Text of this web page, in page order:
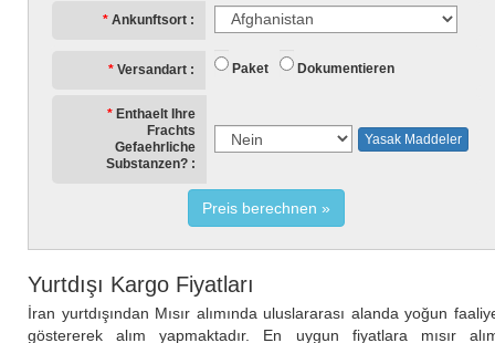
Ankunftsort
Versandart Paket Dokumentieren
Enthaelt Ihre
Frachts
Gefaehrliche
Substanzen?
Yasak Maddeler
Preis berechnen
Yurtdışı Kargo Fiyatları
İran yurtdışından Mısır alımında uluslararası alanda yoğun
göstererek alım yapmaktadır. En uygun fiyatlara mısır